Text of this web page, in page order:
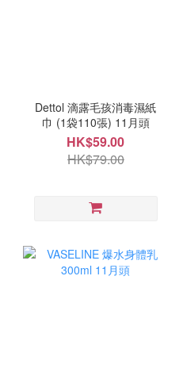
Dettol 滴露毛孩消毒濕紙
巾 (1袋110張) 11月頭
HK$59.00
HK$79.00